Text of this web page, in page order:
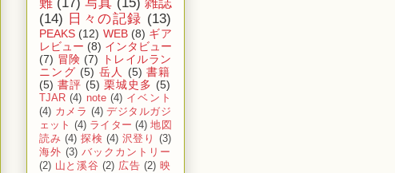
(14) 日々の記録 (13)
PEAKS (12) WEB (8) ギア
レビュー (8) インタビュー
(7) 冒険 (7)
トレイルラン
ニング (5) 岳人 (5) 書籍
(5) 書評 (5) 栗城史多 (5)
TJAR (4) note (4) イベント
(4) カメラ (4) デジタルガジ
ェット (4) ライター (4) 地図
読み (4) 探検 (4) 沢登り
(3)
海外 (3) バックカントリー
(2) 山と溪谷 (2) 広告 (2) 映